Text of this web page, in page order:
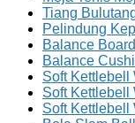
Tiang
Pelindung
Balance
Balance
Soft Kettlebell
Soft Kettlebell
Soft Kettlebell